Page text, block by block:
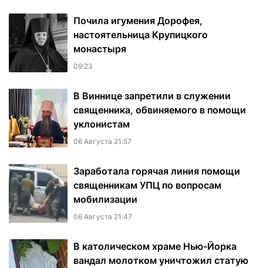
Почила игумения Дорофея,
настоятельница Крупицкого
монастыря
09:23
В Виннице запретили в служении
священника, обвиняемого в помощи
уклонистам
06 Августа 21:57
Заработала горячая линия помощи
священникам УПЦ по вопросам
мобилизации
06 Августа 21:47
В католическом храме Нью-Йорка
вандал молотком уничтожил статую